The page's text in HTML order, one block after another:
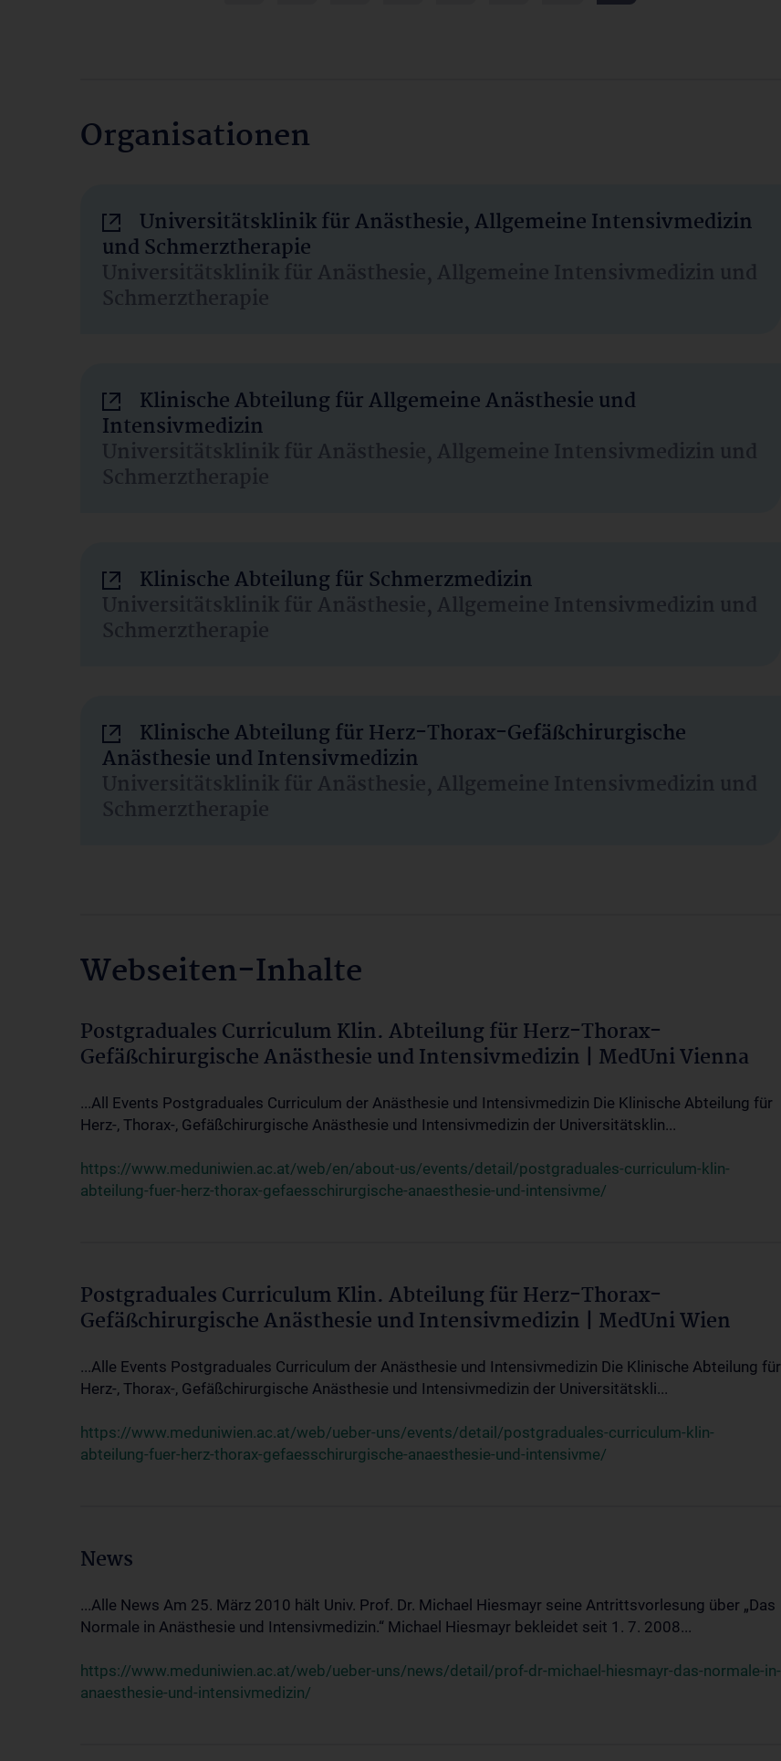
Organisationen
Universitätsklinik für Anästhesie, Allgemeine Intensivmedizin
und Schmerztherapie
Universitätsklinik für Anästhesie, Allgemeine Intensivmedizin und
Schmerztherapie
Klinische Abteilung für Allgemeine Anästhesie und
Intensivmedizin
Universitätsklinik für Anästhesie, Allgemeine Intensivmedizin und
Schmerztherapie
Klinische Abteilung für Schmerzmedizin
Universitätsklinik für Anästhesie, Allgemeine Intensivmedizin und
Schmerztherapie
Klinische Abteilung für Herz-Thorax-Gefäßchirurgische
Anästhesie und Intensivmedizin
Universitätsklinik für Anästhesie, Allgemeine Intensivmedizin und
Schmerztherapie
Webseiten-Inhalte
Postgraduales Curriculum Klin. Abteilung für Herz-Thorax-
Gefäßchirurgische Anästhesie und Intensivmedizin | MedUni Vienna
...All Events Postgraduales Curriculum der Anästhesie und Intensivmedizin Die Klinische Abteilung für
Herz-, Thorax-, Gefäßchirurgische Anästhesie und Intensivmedizin der Universitätsklin...
https://www.meduniwien.ac.at/web/en/about-us/events/detail/postgraduales-curriculum-klin-
abteilung-fuer-herz-thorax-gefaesschirurgische-anaesthesie-und-intensivme/
Postgraduales Curriculum Klin. Abteilung für Herz-Thorax-
Gefäßchirurgische Anästhesie und Intensivmedizin | MedUni Wien
...Alle Events Postgraduales Curriculum der Anästhesie und Intensivmedizin Die Klinische Abteilung für
Herz-, Thorax-, Gefäßchirurgische Anästhesie und Intensivmedizin der Universitätskli...
https://www.meduniwien.ac.at/web/ueber-uns/events/detail/postgraduales-curriculum-klin-
abteilung-fuer-herz-thorax-gefaesschirurgische-anaesthesie-und-intensivme/
News
...Alle News Am 25. März 2010 hält Univ. Prof. Dr. Michael Hiesmayr seine Antrittsvorlesung über „Das
Normale in Anästhesie und Intensivmedizin.“ Michael Hiesmayr bekleidet seit 1. 7. 2008...
https://www.meduniwien.ac.at/web/ueber-uns/news/detail/prof-dr-michael-hiesmayr-das-normale-in-
anaesthesie-und-intensivmedizin/